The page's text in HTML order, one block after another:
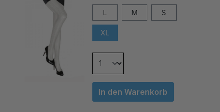
XL
In den Warenkorb